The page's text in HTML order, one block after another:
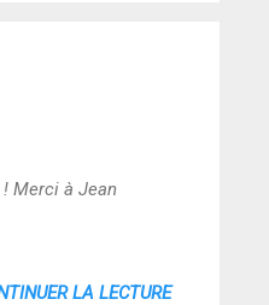
Merci à Jean
LA LECTURE